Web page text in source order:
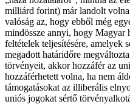
milliárd forint) már landolt
valóság az, hogy ebből még
mindössze annyi, hogy Magyar
feltételek teljesítésére, amelyek
megadott határidőre
törvényeit, akkor hozzáfér az
hozzáférhetett volna, ha nem
támogatásokat az illiberális
uniós jogokat sértő